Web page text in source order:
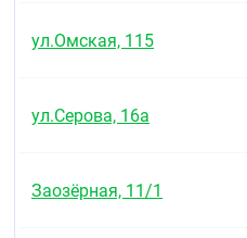
ул.Омская, 115
ул.Серова, 16а
Заозёрная, 11/1